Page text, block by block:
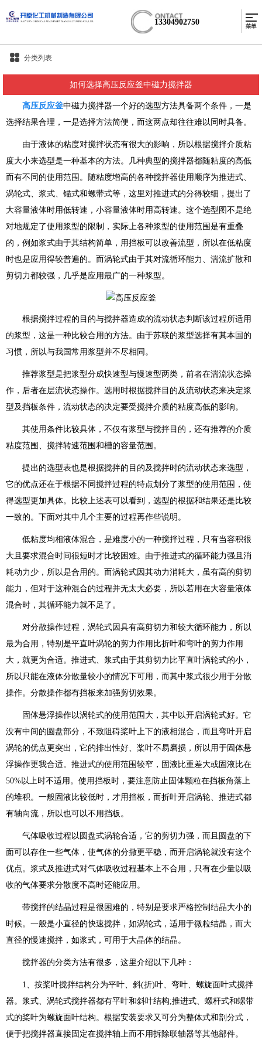
13304902750
分类列表
如何选择高压反应釜中磁力搅拌器
高压反应釜中磁力搅拌器一个好的选型方法具备两个条件，一是
选择结果合理，一是选择方法简便，而这两点却往往难以同时具备。
由于液体的粘度对搅拌状态有很大的影响，所以根据搅拌介质粘
度大小来选型是一种基本的方法。几种典型的搅拌器都随粘度的高低
而有不同的使用范围。随粘度增高的各种搅拌器使用顺序为推进式、
涡轮式、浆式、锚式和螺带式等，这里对推进式的分得较细，提出了
大容量液体时用低转速，小容量液体时用高转速。这个选型图不是绝
对地规定了使用浆型的限制，实际上各种浆型的使用范围是有重叠
的，例如浆式由于其结构简单，用挡板可以改善流型，所以在低粘度
时也是应用得较普遍的。而涡轮式由于其对流循环能力、湍流扩散和
剪切力都较强，几乎是应用最广的一种浆型。
根据搅拌过程的目的与搅拌器造成的流动状态判断该过程所适用
的浆型，这是一种比较合用的方法。由于苏联的浆型选择有其本国的
习惯，所以与我国常用浆型并不尽相同。
推荐浆型是把浆型分成快速型与慢速型两类，前者在湍流状态操
作，后者在层流状态操作。选用时根据搅拌目的及流动状态来决定浆
型及挡板条件，流动状态的决定要受搅拌介质的粘度高低的影响。
其使用条件比较具体，不仅有浆型与搅拌目的，还有推荐的介质
粘度范围、搅拌转速范围和槽的容量范围。
提出的选型表也是根据搅拌的目的及搅拌时的流动状态来选型，
它的优点还在于根据不同搅拌过程的特点划分了浆型的使用范围，使
得选型更加具体。比较上述表可以看到，选型的根据和结果还是比较
一致的。下面对其中几个主要的过程再作些说明。
低粘度均相液体混合，是难度小的一种搅拌过程，只有当容积很
大且要求混合时间很短时才比较困难。由于推进式的循环能力强且消
耗动力少，所以是合用的。而涡轮式因其动力消耗大，虽有高的剪切
能力，但对于这种混合的过程并无太大必要，所以若用在大容量液体
混合时，其循环能力就不足了。
对分散操作过程，涡轮式因具有高剪切力和较大循环能力，所以
最为合用，特别是平直叶涡轮的剪力作用比折叶和弯叶的剪力作用
大，就更为合适。推进式、浆式由于其剪切力比平直叶涡轮式的小，
所以只能在液体分散量较小的情况下可用，而其中浆式很少用于分散
操作。分散操作都有挡板来加强剪切效果。
固体悬浮操作以涡轮式的使用范围大，其中以开启涡轮式好。它
没有中间的圆盘部分，不致阻碍桨叶上下的液相混合，而且弯叶开启
涡轮的优点更突出，它的排出性好、桨叶不易磨损，所以用于固体悬
浮操作更我合适。推进式的使用范围较窄，固液比重差大或固液比在
50%以上时不适用。使用挡板时，要注意防止固体颗粒在挡板角落上
的堆积。一般固液比较低时，才用挡板，而折叶开启涡轮、推进式都
有轴向流，所以也可以不用挡板。
气体吸收过程以圆盘式涡轮合适，它的剪切力强，而且圆盘的下
面可以存住一些气体，使气体的分撒更平稳，而开启涡轮就没有这个
优点。浆式及推进式对气体吸收过程基本上不合用，只有在少量以吸
收的气体要求分散度不高时还能应用。
带搅拌的结晶过程是很困难的，特别是要求严格控制结晶大小的
时候。一般是小直径的快速搅拌，如涡轮式，适用于微粒结晶，而大
直径的慢速搅拌，如浆式，可用于大晶体的结晶。
搅拌器的分类方法有很多，这里介绍以下几种：
1、按桨叶搅拌结构分为平叶、斜(折)叶、弯叶、螺旋面叶式搅拌
器。浆式、涡轮式搅拌器都有平叶和斜叶结构;推进式、螺杆式和螺带
式的桨叶为螺旋面叶结构。根据安装要求又可分为整体式和剖分式，
便于把搅拌器直接固定在搅拌轴上而不用拆除联轴器等其他部件。